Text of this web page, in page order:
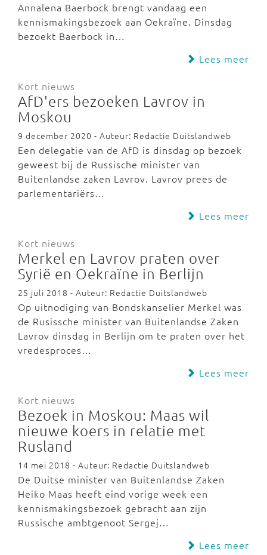
Annalena Baerbock brengt vandaag een
kennismakingsbezoek aan Oekraïne. Dinsdag
bezoekt Baerbock in…
Lees meer
Kort nieuws
AfD'ers bezoeken Lavrov in
Moskou
9 december 2020 - Auteur: Redactie Duitslandweb
Een delegatie van de AfD is dinsdag op bezoek
geweest bij de Russische minister van
Buitenlandse zaken Lavrov. Lavrov prees de
parlementariërs…
Lees meer
Kort nieuws
Merkel en Lavrov praten over
Syrië en Oekraïne in Berlijn
25 juli 2018 - Auteur: Redactie Duitslandweb
Op uitnodiging van Bondskanselier Merkel was
de Rusissche minister van Buitenlandse Zaken
Lavrov dinsdag in Berlijn om te praten over het
vredesproces…
Lees meer
Kort nieuws
Bezoek in Moskou: Maas wil
nieuwe koers in relatie met
Rusland
14 mei 2018 - Auteur: Redactie Duitslandweb
De Duitse minister van Buitenlandse Zaken
Heiko Maas heeft eind vorige week een
kennismakingsbezoek gebracht aan zijn
Russische ambtgenoot Sergej…
Lees meer